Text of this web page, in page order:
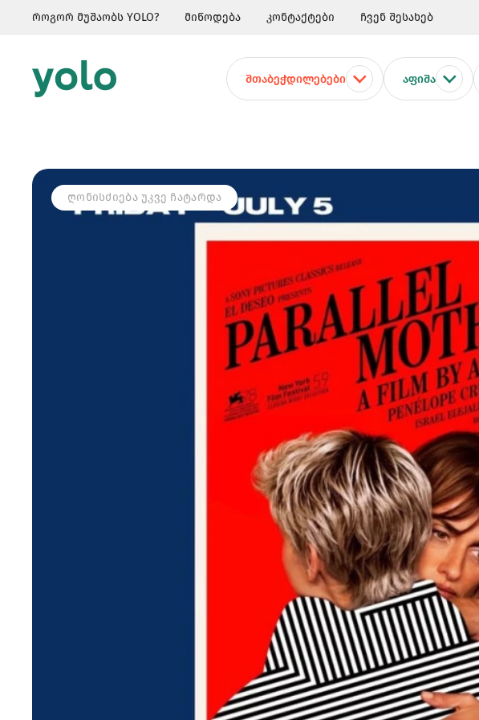
როგორ მუშაობს YOLO? მიწოდება კონტაქტები ჩვენ შესახებ
ᲨᲗᲐᲑᲔᲭᲓᲘᲚᲔᲑᲔᲑᲘ ᲐᲤᲘᲨᲐ
ᲦᲝᲜᲘᲡᲫᲘᲔᲑᲐ ᲣᲙᲕᲔ ᲩᲐᲢᲐᲠᲓᲐ